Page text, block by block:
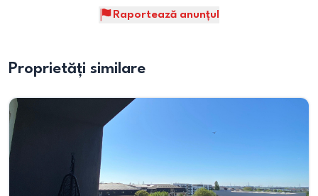
Raportează anunțul
Proprietăți similare